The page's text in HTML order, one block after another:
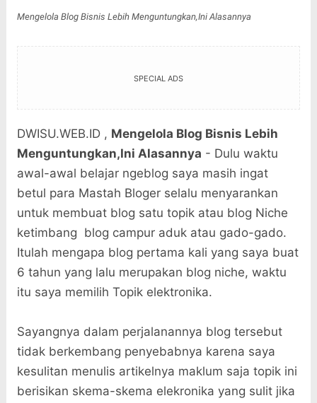
Mengelola Blog Bisnis Lebih Menguntungkan,Ini Alasannya
SPECIAL ADS
DWISU.WEB.ID , Mengelola Blog Bisnis Lebih
Menguntungkan,Ini Alasannya - Dulu waktu
awal-awal belajar ngeblog saya masih ingat
betul para Mastah Bloger selalu menyarankan
untuk membuat blog satu topik atau blog Niche
ketimbang blog campur aduk atau gado-gado.
Itulah mengapa blog pertama kali yang saya buat
6 tahun yang lalu merupakan blog niche, waktu
itu saya memilih Topik elektronika.
Sayangnya dalam perjalanannya blog tersebut
tidak berkembang penyebabnya karena saya
kesulitan menulis artikelnya maklum saja topik ini
berisikan skema-skema elekronika yang sulit jika